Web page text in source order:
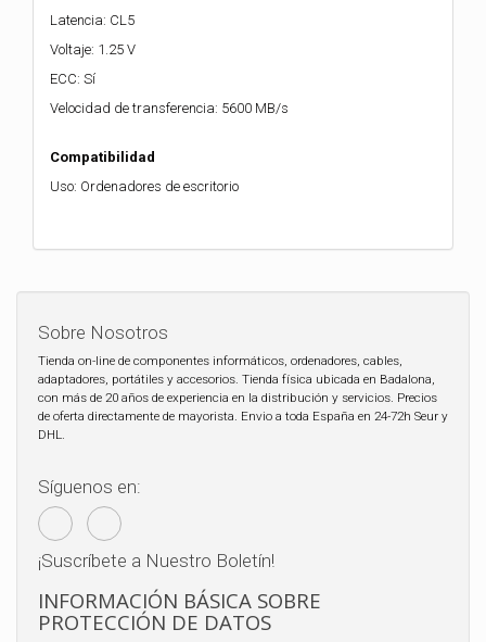
Latencia: CL5
Voltaje: 1.25 V
ECC: Sí
Velocidad de transferencia: 5600 MB/s
Compatibilidad
Uso: Ordenadores de escritorio
Sobre Nosotros
Tienda on-line de componentes informáticos, ordenadores, cables,
adaptadores, portátiles y accesorios. Tienda física ubicada en Badalona,
con más de 20 años de experiencia en la distribución y servicios. Precios
de oferta directamente de mayorista. Envio a toda España en 24-72h Seur y
DHL.
Síguenos en:
¡Suscríbete a Nuestro Boletín!
INFORMACIÓN BÁSICA SOBRE
PROTECCIÓN DE DATOS